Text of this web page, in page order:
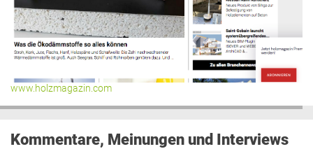
www.holzmagazin.com
Kommentare, Meinungen und Interviews